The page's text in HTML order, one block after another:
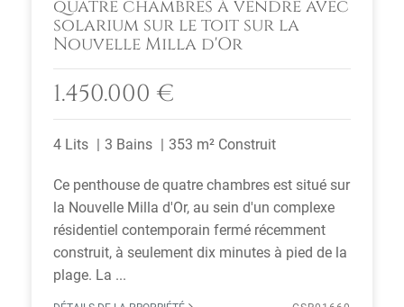
quatre chambres à vendre avec
solarium sur le toit sur la
Nouvelle Milla d'Or
1.450.000 €
4 Lits 3 Bains 353 m² Construit
Ce penthouse de quatre chambres est situé sur
la Nouvelle Milla d'Or, au sein d'un complexe
résidentiel contemporain fermé récemment
construit, à seulement dix minutes à pied de la
plage. La ...